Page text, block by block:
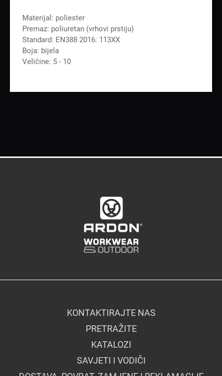
Materijal: poliester
Premaz: poliuretan (vrhovi prstiju)
Standard: EN388 2016: 113XX
Boja: bijela
Veličine: 5 - 10
KONTAKTIRAJTE NAS
PRETRAŽITE
KATALOZI
SAVJETI I VODIČI